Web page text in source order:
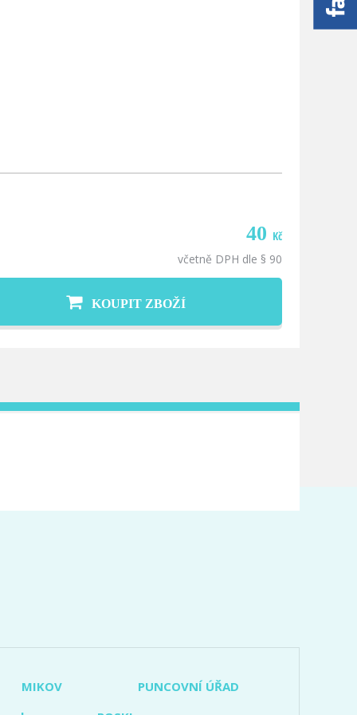
40 Kč
včetně DPH dle § 90
KOUPIT ZBOŽÍ
MIKOV
PUNCOVNÍ ÚŘAD